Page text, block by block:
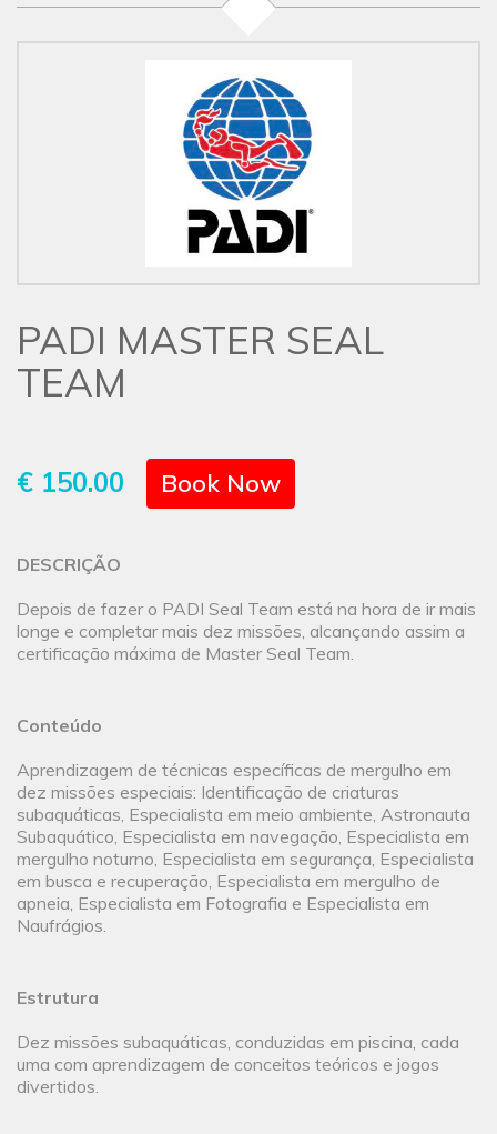
PADI MASTER SEAL
TEAM
€ 150.00 Book Now
DESCRIÇÃO
Depois de fazer o PADI Seal Team está na hora de ir mais
longe e completar mais dez missões, alcançando assim a
certificação máxima de Master Seal Team.
Conteúdo
Aprendizagem de técnicas específicas de mergulho em
dez missões especiais: Identificação de criaturas
subaquáticas, Especialista em meio ambiente, Astronauta
Subaquático, Especialista em navegação, Especialista em
mergulho noturno, Especialista em segurança, Especialista
em busca e recuperação, Especialista em mergulho de
apneia, Especialista em Fotografia e Especialista em
Naufrágios.
Estrutura
Dez missões subaquáticas, conduzidas em piscina, cada
uma com aprendizagem de conceitos teóricos e jogos
divertidos.